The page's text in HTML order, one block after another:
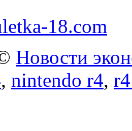
18.com
Новости
, nintendo r4,